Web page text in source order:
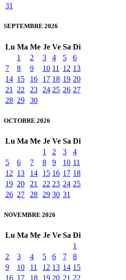
31
SEPTEMBRE 2026
Lu Ma Me Je Ve Sa Di
1
2 3 4 5
6
7
8 9 10 11 12 13
14 15 16 17 18 19 20
21
22 23 24 25 26 27
28 29 30
OCTOBRE 2026
Lu Ma Me Je Ve Sa Di
1
2 3
4
5
6 7 8 9 10 11
12 13 14 15 16 17 18
19 20 21 22 23 24 25
26 27 28 29 30 31
NOVEMBRE 2026
Lu Ma Me Je Ve Sa Di
1
2
3 4 5 6 7
8
9
10 11 12 13 14 15
16 17 18 19 20 21 22